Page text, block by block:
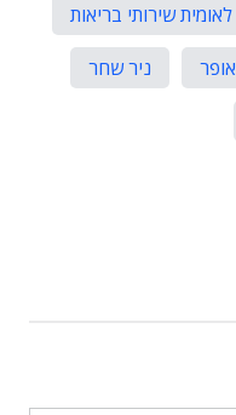
לאומית שירותי בריאות
ניר שחר